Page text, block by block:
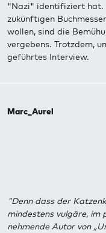
"Nazi" identifiziert hat.
zukünftigen
wollen, sind die
vergebens. Trotzdem,
geführtes Interview.
Marc_Aurel
"Denn dass der
mindestens vulgäre, im
nehmende Autor von